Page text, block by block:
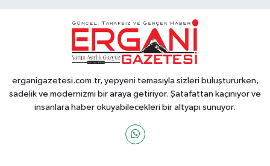
erganigazetesi.com.tr, yepyeni temasıyla sizleri buluştururken,
sadelik ve modernizmi bir araya getiriyor. Şatafattan kaçınıyor ve
insanlara haber okuyabilecekleri bir altyapı sunuyor.